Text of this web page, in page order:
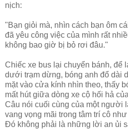
nịch:
"Bạn giỏi mà, nhìn cách bạn ôm
đã yêu công việc của mình rất
không bao giờ bị bỏ rơi đâu."
Chiếc xe bus lại chuyển bánh, để
dưới trạm dừng, bóng anh đổ dài
mặt vào cửa kính nhìn theo, thấy
mất hút giữa dòng xe cộ hối hả
Câu nói cuối cùng của một người
vang vọng mãi trong tâm trí cô
Đó không phải là những lời an ủi